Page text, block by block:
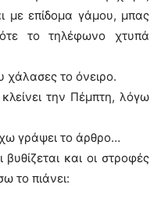
με επίδομα γάμου, μπας
το τηλέφωνο χτυπά
το όνειρο.
την Πέμπτη, λόγω
γράψει το άρθρο…
και οι στροφές
το πιάνει: